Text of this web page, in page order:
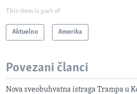
This item is part of
Aktuelno Amerika
Povezani članci
Nova sveobuhvatna istraga Trampa u